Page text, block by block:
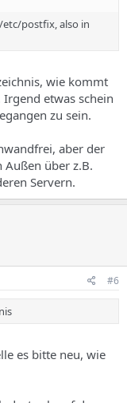
etc/postfix, also in
wie kommt
etwas schein
zu sein.
aber der
über z.B.
Servern.
#6
es bitte neu, wie